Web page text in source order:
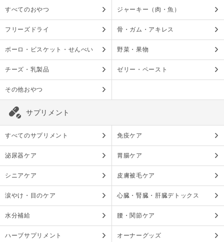
すべてのおやつ ジャーキー（肉・魚）
フリーズドライ 骨・ガム・アキレス
ボーロ・ビスケット・せんべい 野菜・果物
チーズ・乳製品 ゼリー・ペースト
その他おやつ
サプリメント
すべてのサプリメント 免疫ケア
泌尿器ケア 胃腸ケア
シニアケア 皮膚被毛ケア
涙やけ・目のケア 心臓・腎臓・肝臓デトックス
水分補給 腰・関節ケア
ハーブサプリメント オーナーグッズ